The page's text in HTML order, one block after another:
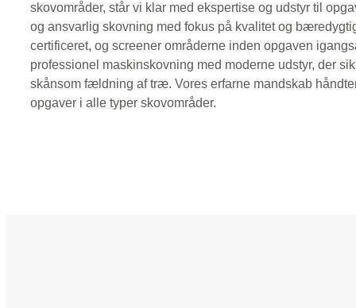
skovområder, står vi klar med ekspertise og udstyr til
og ansvarlig skovning med fokus på kvalitet og
certificeret, og screener områderne inden opgaven
professionel maskinskovning med moderne udstyr, der
skånsom fældning af træ. Vores erfarne mandskab
opgaver i alle typer skovområder.